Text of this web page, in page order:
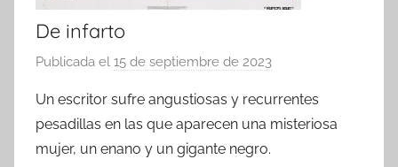
De infarto
Publicada el 15 de septiembre de 2023
r
Un escritor sufre angustiosas y recurrentes
pesadillas en las que aparecen una misteriosa
mujer, un enano y un gigante negro.